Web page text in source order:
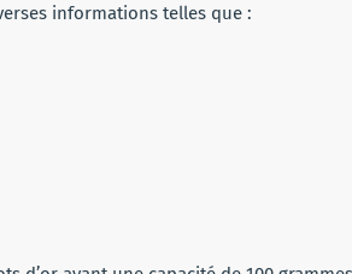
informations telles que :